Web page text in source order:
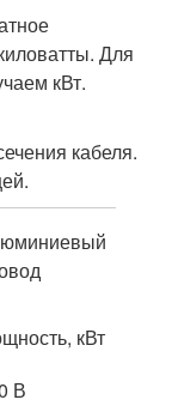
Для
кВт.
кабеля.
кВт
В